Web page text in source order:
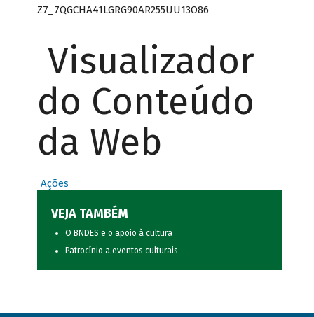
Z7_7QGCHA41LGRG90AR255UU13O86
Visualizador
do Conteúdo
da Web
Ações
VEJA TAMBÉM
O BNDES e o apoio à cultura
Patrocínio a eventos culturais